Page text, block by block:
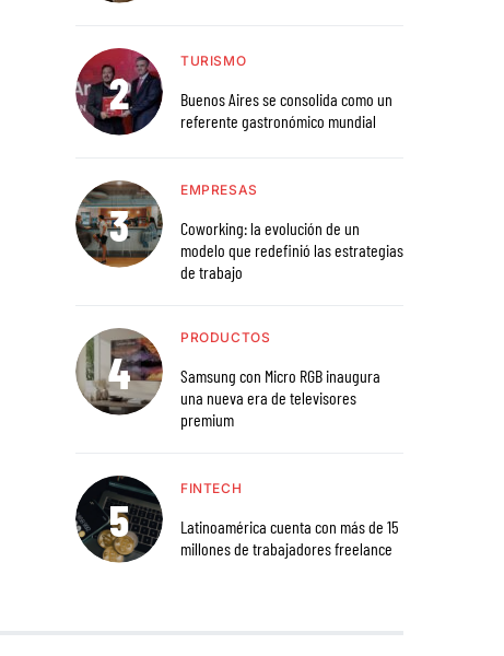
TURISMO
Buenos Aires se consolida como un
referente gastronómico mundial
EMPRESAS
Coworking: la evolución de un
modelo que redefinió las estrategias
de trabajo
PRODUCTOS
Samsung con Micro RGB inaugura
una nueva era de televisores
premium
FINTECH
Latinoamérica cuenta con más de 15
millones de trabajadores freelance